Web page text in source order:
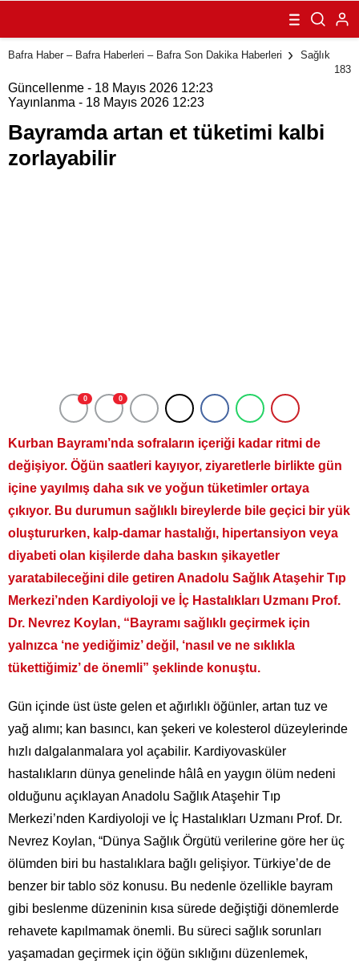
zorlayabilir
Bafra Haber – Bafra Haberleri – Bafra Son Dakika Haberleri
Sağlık
183
Güncellenme - 18 Mayıs 2026 12:23
Yayınlanma - 18 Mayıs 2026 12:23
Bayramda artan et tüketimi kalbi
zorlayabilir
0 0
Kurban Bayramı’nda sofraların içeriği kadar ritmi de
değişiyor. Öğün saatleri kayıyor, ziyaretlerle birlikte gün
içine yayılmış daha sık ve yoğun tüketimler ortaya
çıkıyor. Bu durumun sağlıklı bireylerde bile geçici bir yük
oluştururken, kalp-damar hastalığı, hipertansiyon veya
diyabeti olan kişilerde daha baskın şikayetler
yaratabileceğini dile getiren Anadolu Sağlık Ataşehir Tıp
Merkezi’nden Kardiyoloji ve İç Hastalıkları Uzmanı Prof.
Dr. Nevrez Koylan, “Bayramı sağlıklı geçirmek için
yalnızca ‘ne yediğimiz’ değil, ‘nasıl ve ne sıklıkla
tükettiğimiz’ de önemli” şeklinde konuştu.
Gün içinde üst üste gelen et ağırlıklı öğünler, artan tuz ve
yağ alımı; kan basıncı, kan şekeri ve kolesterol düzeylerinde
hızlı dalgalanmalara yol açabilir. Kardiyovasküler
hastalıkların dünya genelinde hâlâ en yaygın ölüm nedeni
olduğunu açıklayan Anadolu Sağlık Ataşehir Tıp
Merkezi’nden Kardiyoloji ve İç Hastalıkları Uzmanı Prof. Dr.
Nevrez Koylan, “Dünya Sağlık Örgütü verilerine göre her üç
ölümden biri bu hastalıklara bağlı gelişiyor. Türkiye’de de
benzer bir tablo söz konusu. Bu nedenle özellikle bayram
gibi beslenme düzeninin kısa sürede değiştiği dönemlerde
rehavete kapılmamak önemli. Bu süreci sağlık sorunları
yaşamadan geçirmek için öğün sıklığını düzenlemek,